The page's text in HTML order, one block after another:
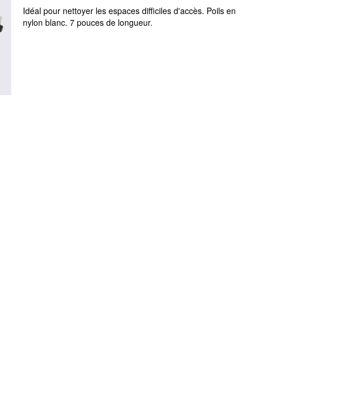
Idéal pour nettoyer les espaces difficiles d'accès. Poils en
nylon blanc. 7 pouces de longueur.